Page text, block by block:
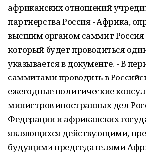
африканских отношений
партнерства Россия - Африка,
высшим органом саммит Россия
который будет проводиться
указывается в документе. - В
саммитами проводить в
ежегодные политические
министров иностранных дел
Федерации и африканских
являющихся действующими,
будущими председателями